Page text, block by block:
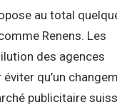
au total
Renens. Les
des agences
qu’un
publicitaire